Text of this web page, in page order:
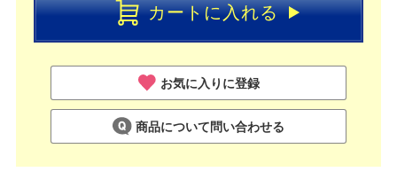
カートに入れる
お気に入りに登録
商品について問い合わせる